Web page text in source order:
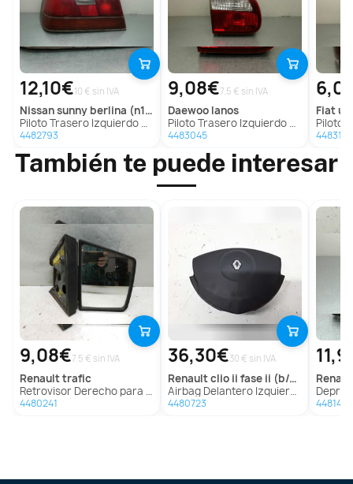
12,10€10 € sin IVA
nissansunny berlina (n14)
Piloto Trasero Izquierdo para Nissan Sunny Berlina (N14)
4482793
9,08€7.5 € sin IVA
daewoo lanos
Piloto Trasero Izquierdo para Daewoo Lanos
4483045
fiat
Piloto
4483135
También te puede interesar
9,08€7.5 € sin IVA
renaulttrafic
Retrovisor Derecho para Renault Trafic
4480241
36,30€30 € sin IVA
renaultclio ii fase ii (b/cb0)
Airbag Delantero Izquierdo Para Renault Clio Ii Fase Ii
4480723
Depresor
4481448